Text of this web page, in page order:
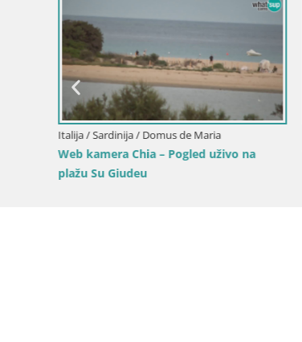
Italija / Sardinija / Domus de Maria
Web kamera Chia – Pogled uživo na
plažu Su Giudeu